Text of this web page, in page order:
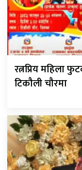
रत्नप्रिय महिला
टिकौली चौरमा